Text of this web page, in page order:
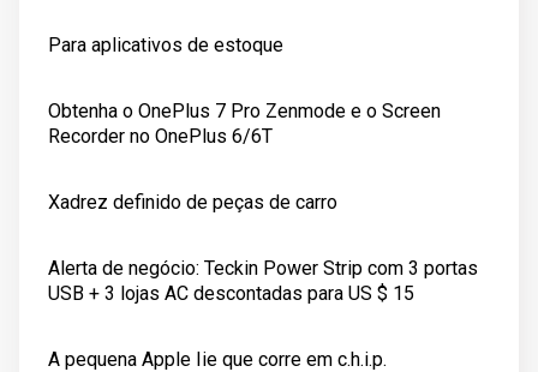
Para aplicativos de estoque
Obtenha o OnePlus 7 Pro Zenmode e o Screen
Recorder no OnePlus 6/6T
Xadrez definido de peças de carro
Alerta de negócio: Teckin Power Strip com 3 portas
USB + 3 lojas AC descontadas para US $ 15
A pequena Apple Iie que corre em c.h.i.p.